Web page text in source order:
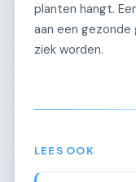
planten hangt.
aan een
ziek worden.
LEES OOK